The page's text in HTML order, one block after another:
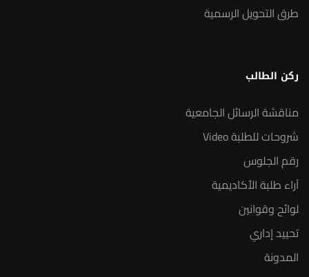
طرق التحويل الرسمية
ركن الطالب
مناقشة الرسائل الجامعية
شروحات للطلبة Video
رقم الجلوس
آراء طلبة الأكاديمية
لوائح وقوانين
تحييد إداري
المدونة